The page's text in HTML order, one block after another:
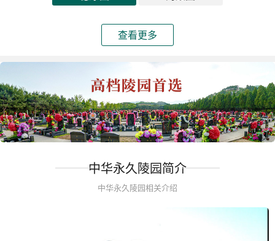
查看更多
中华永久陵园简介
中华永久陵园相关介绍